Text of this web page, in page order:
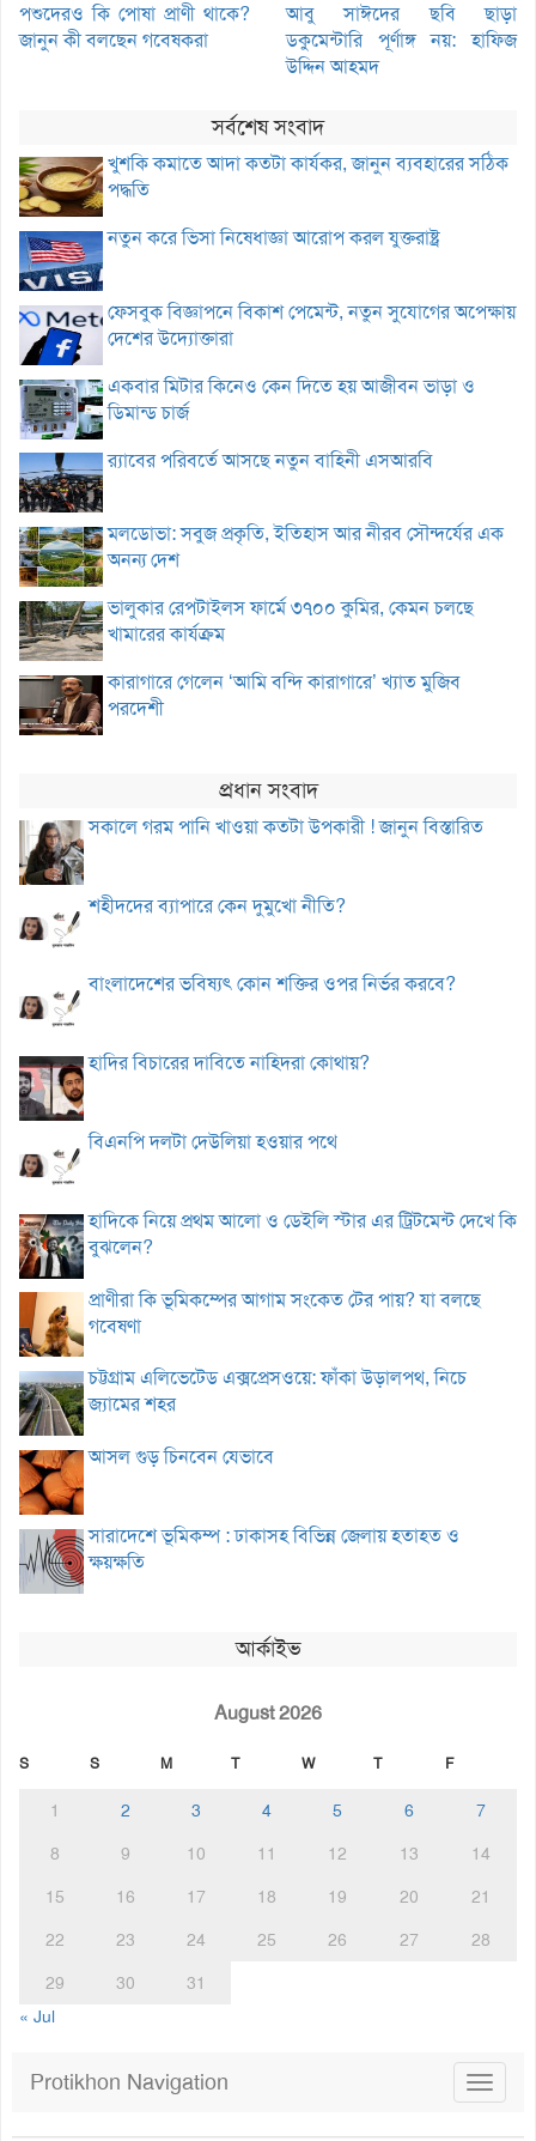
পশুদেরও কি পোষা প্রাণী থাকে?
জানুন কী বলছেন গবেষকরা
আবু সাঈদের ছবি ছাড়া
ডকুমেন্টারি পূর্ণাঙ্গ নয়: হাফিজ
উদ্দিন আহমদ
সর্বশেষ সংবাদ
খুশকি কমাতে আদা কতটা কার্যকর, জানুন ব্যবহারের সঠিক
পদ্ধতি
নতুন করে ভিসা নিষেধাজ্ঞা আরোপ করল যুক্তরাষ্ট্র
ফেসবুক বিজ্ঞাপনে বিকাশ পেমেন্ট, নতুন সুযোগের অপেক্ষায়
দেশের উদ্যোক্তারা
একবার মিটার কিনেও কেন দিতে হয় আজীবন ভাড়া ও
ডিমান্ড চার্জ
র‌্যাবের পরিবর্তে আসছে নতুন বাহিনী এসআরবি
মলডোভা: সবুজ প্রকৃতি, ইতিহাস আর নীরব সৌন্দর্যের এক
অনন্য দেশ
ভালুকার রেপটাইলস ফার্মে ৩৭০০ কুমির, কেমন চলছে
খামারের কার্যক্রম
কারাগারে গেলেন ‘আমি বন্দি কারাগারে’ খ্যাত মুজিব
পরদেশী
প্রধান সংবাদ
সকালে গরম পানি খাওয়া কতটা উপকারী ! জানুন বিস্তারিত
শহীদদের ব্যাপারে কেন দুমুখো নীতি?
বাংলাদেশের ভবিষ্যৎ কোন শক্তির ওপর নির্ভর করবে?
হাদির বিচারের দাবিতে নাহিদরা কোথায়?
বিএনপি দলটা দেউলিয়া হওয়ার পথে
হাদিকে নিয়ে প্রথম আলো ও ডেইলি স্টার এর ট্রিটমেন্ট দেখে কি
বুঝলেন?
প্রাণীরা কি ভূমিকম্পের আগাম সংকেত টের পায়? যা বলছে
গবেষণা
চট্টগ্রাম এলিভেটেড এক্সপ্রেসওয়ে: ফাঁকা উড়ালপথ, নিচে
জ্যামের শহর
আসল গুড় চিনবেন যেভাবে
সারাদেশে ভূমিকম্প : ঢাকাসহ বিভিন্ন জেলায় হতাহত ও
ক্ষয়ক্ষতি
আর্কাইভ
August 2026
S S M T W T F
1 2 3 4 5 6
7
8
9 10 11 12 13
14
15
16 17 18 19 20
21
22
23 24 25 26 27
28
29
30
31
« Jul
Toggle
Protikhon Navigation